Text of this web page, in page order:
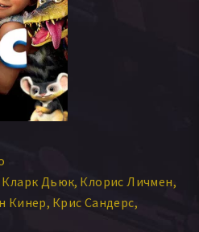
Кларк Дьюк Клорис Личмен
Кинер Крис Сандерс